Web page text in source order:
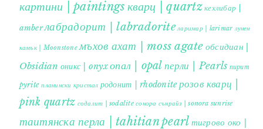
картини | paintings кварц | quartzкехлибар |
amberлабрадорит | labradorite ларимар | larimar лунен
камък | Moonstone мъхов ахат | moss agate обсидиан |
Obsidian оникс | onyxопал | opal перли | Pearls пирит |
pyrite планински кристал родонит | rhodonite розов кварц |
pink quartz содалит | sodalite сонора сънрайз | sonora sunrise
таитянска перла | tahitian pearl тигрово око |